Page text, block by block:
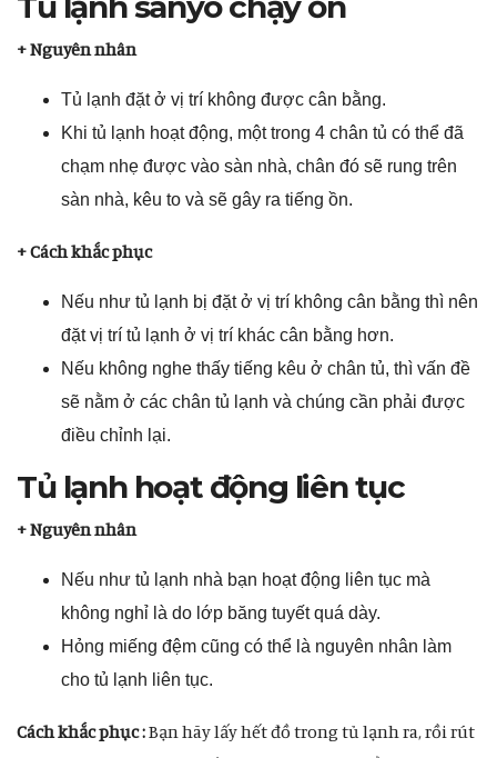
+ Nguyên nhân
Tủ lạnh đặt ở vị trí không được cân bằng.
Khi tủ lạnh hoạt động, một trong 4 chân tủ có thể đã
chạm nhẹ được vào sàn nhà, chân đó sẽ rung trên
sàn nhà, kêu to và sẽ gây ra tiếng ồn.
+ Cách khắc phục
Nếu như tủ lạnh bị đặt ở vị trí không cân bằng thì nên
đặt vị trí tủ lạnh ở vị trí khác cân bằng hơn.
Nếu không nghe thấy tiếng kêu ở chân tủ, thì vấn đề
sẽ nằm ở các chân tủ lạnh và chúng cần phải được
điều chỉnh lại.
Tủ lạnh hoạt động liên tục
+ Nguyên nhân
Nếu như tủ lạnh nhà bạn hoạt động liên tục mà
không nghỉ là do lớp băng tuyết quá dày.
Hỏng miếng đệm cũng có thể là nguyên nhân làm
cho tủ lạnh liên tục.
Cách khắc phục :Bạn hãy lấy hết đồ trong tủ lạnh ra, rồi rút